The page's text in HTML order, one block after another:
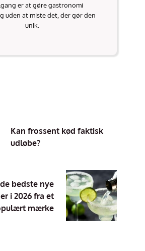
er at gøre gastronomi
uden at miste det, der gør den
unik.
Kan frossent kød faktisk
udløbe?
bedste nye
i 2026 fra et
mærke